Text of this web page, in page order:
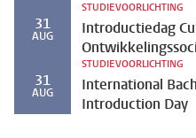
31
AUG
STUDIEVOORLICHTING
Introductiedag
31
AUG
STUDIEVOORLICHTING
International
Introduction Day